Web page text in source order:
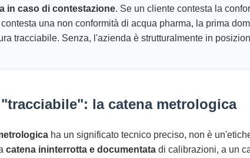
in caso di contestazione. Se un cliente contesta la
una non conformità di acqua pharma, la prima
tracciabile. Senza, l'azienda è strutturalmente in
la catena metrologica
ha un significato tecnico preciso, non è
catena ininterrotta e documentata di calibrazioni, a un